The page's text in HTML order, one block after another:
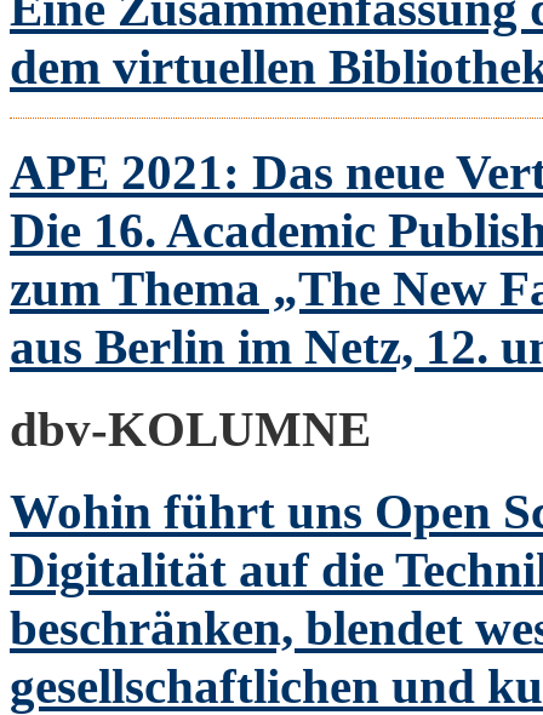
dem virtuellen
APE 2021: Das neue
Die 16. Academic
zum Thema „The New
aus Berlin im Netz, 12.
dbv-KOLUMNE
Wohin führt uns Open
Digitalität auf die
beschränken, blendet
gesellschaftlichen und